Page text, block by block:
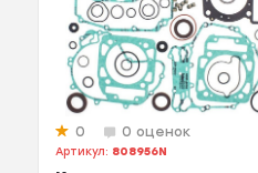
0 0 оценок
Артикул: 808956N